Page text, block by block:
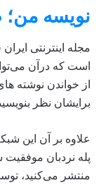
نویسه من؛
مجله اینترنتی
است که درآن
از خواندن نوشته
برایشان نظر
علاوه بر آن این
پله نردبان
منتشر می‌کنید،